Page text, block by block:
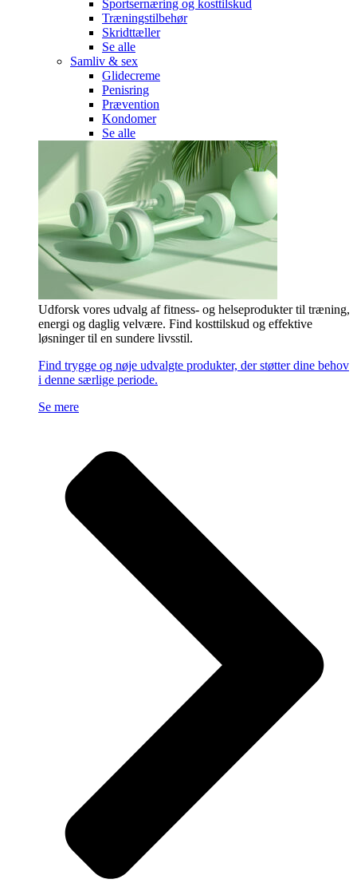
Sportsernæring og kosttilskud
Træningstilbehør
Skridttæller
Se alle
Samliv & sex
Glidecreme
Penisring
Prævention
Kondomer
Se alle
Udforsk vores udvalg af fitness- og helseprodukter til træning,
energi og daglig velvære. Find kosttilskud og effektive
løsninger til en sundere livsstil.
Find trygge og nøje udvalgte produkter, der støtter dine behov
i denne særlige periode.
Se mere